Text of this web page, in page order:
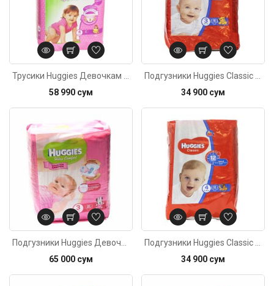
58 990 сум
34 900 сум
65 000 сум
34 900 сум